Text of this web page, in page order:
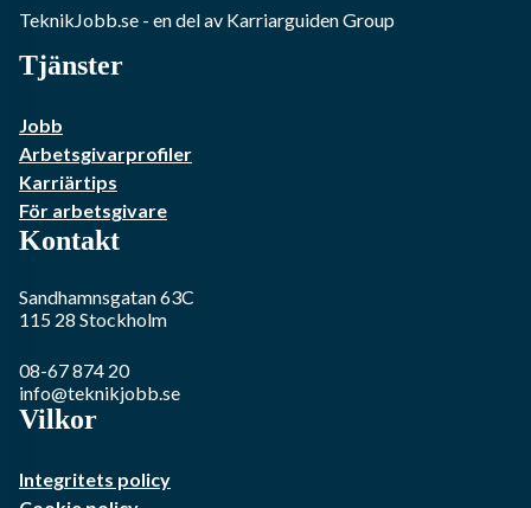
TeknikJobb.se - en del av Karriarguiden Group
Tjänster
Jobb
Arbetsgivarprofiler
Karriärtips
För arbetsgivare
Kontakt
Sandhamnsgatan 63C
115 28 Stockholm
08-67 874 20
info@teknikjobb.se
Vilkor
Integritets policy